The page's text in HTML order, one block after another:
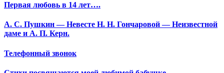
Первая любовь в 14 лет….
А. С. Пушкин — Невесте Н. Н. Гончаровой — Неизвестной
даме и А. П. Керн.
Телефонный звонок